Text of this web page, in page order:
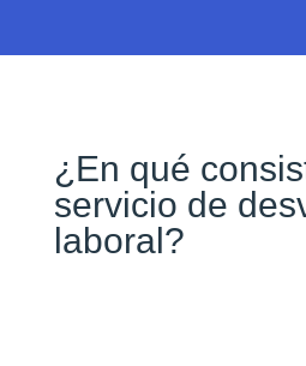
¿En qué
servicio de
laboral?